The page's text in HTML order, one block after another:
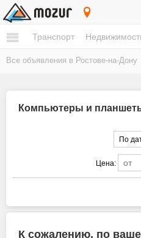
Транспорт
Все объявления в Ростове-на-Дону
Компьютеры и
По
Цена:
К сожалению, по